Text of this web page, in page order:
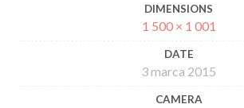
DIMENSIONS
1 500 × 1 001
DATE
3 marca 2015
CAMERA